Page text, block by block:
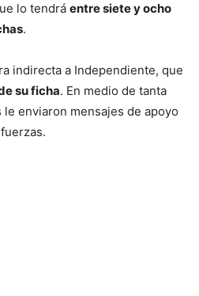
lo tendrá entre siete y ocho
.
indirecta a Independiente, que
su ficha. En medio de tanta
enviaron mensajes de apoyo